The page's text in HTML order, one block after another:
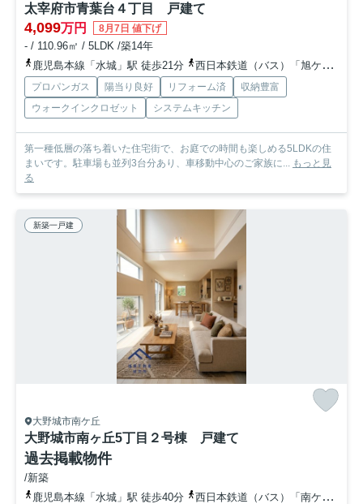
太宰府市青葉台４丁目 戸建て
4,099万円 8月7日 値下げ
- / 110.96㎡ / 5LDK /築14年
鹿児島本線「水城」駅 徒歩21分
西日本鉄道（バス）「旭ケ丘（福岡県）」バス停下車 徒歩4分
プロパンガス 陽当り良好 リフォーム済
収納豊富
ウォークインクロゼット
システムキッチン
第一種低層の落ち着いた住宅街で、お庭での時間も楽しめる5LDKの住
まいです。駐車場も並列3台分あり、車移動中心のご家族に...
もっと見
る
新築一戸建
大野城市南ケ丘
大野城市南ヶ丘5丁目２号棟 戸建て
過去掲載物件
/新築
鹿児島本線「水城」駅 徒歩40分
西日本鉄道（バス）「南ケ丘五丁目（福岡県）」バス停下車 徒歩2分